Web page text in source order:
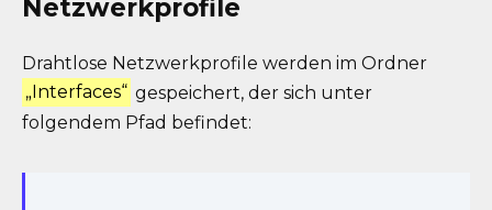
Netzwerkprofile
Drahtlose Netzwerkprofile werden im Ordner
„Interfaces“ gespeichert, der sich unter
folgendem Pfad befindet: